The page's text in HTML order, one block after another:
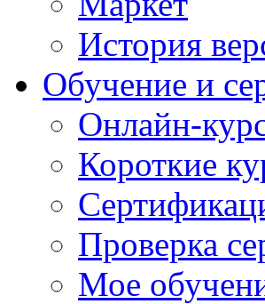
История
Обучение и
Онлайн-
Короткие
Проверка
Мое